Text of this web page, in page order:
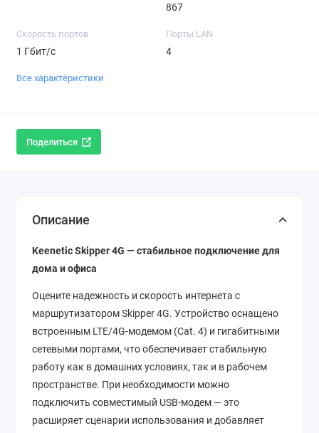
867
Скорость портов
1 Гбит/с
Порты LAN
4
Все характеристики
Поделиться
Описание
Keenetic Skipper 4G — стабильное подключение для
дома и офиса
Оцените надежность и скорость интернета с
маршрутизатором Skipper 4G. Устройство оснащено
встроенным LTE/4G-модемом (Cat. 4) и гигабитными
сетевыми портами, что обеспечивает стабильную
работу как в домашних условиях, так и в рабочем
пространстве. При необходимости можно
подключить совместимый USB-модем — это
расширяет сценарии использования и добавляет